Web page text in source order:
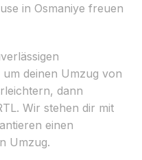
in Osmaniye freuen
deinen Umzug von
dann
Wir stehen dir mit
einen
Umzug.